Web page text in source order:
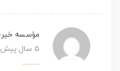
مؤسسه
5 سال پیش